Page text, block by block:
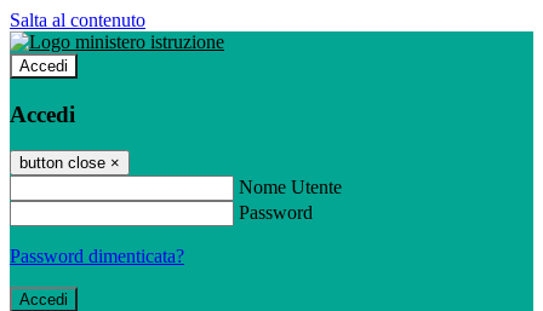
Salta al contenuto
Accedi
Accedi
button close ×
Nome Utente
Password
Password dimenticata?